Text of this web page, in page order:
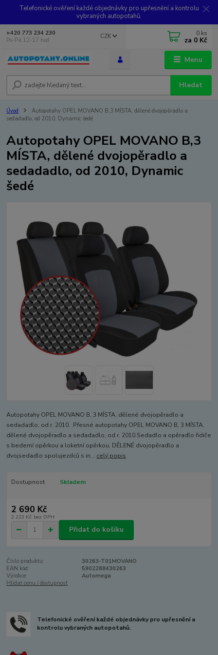
Telefonické ověření každé objednávky pro upřesnění a kontrolu
vybraných autopotahů.
Menu
CZK
Hledat
+420 773 234 230
Po-Pá 12-17 hod.
0 ks
za 0 Kč
Úvod
Autopotahy OPEL MOVANO B,3 MÍSTA, dělené dvojopěradlo a
sedadadlo, od 2010, Dynamic šedé
Autopotahy OPEL MOVANO B,3
MÍSTA, dělené dvojopěradlo a
sedadadlo, od 2010, Dynamic
šedé
Autopotahy OPEL MOVANO B, 3 MÍSTA, dělené dvojopěradlo a
sedadadlo, od r. 2010. Přesné autopotahy OPEL MOVANO B, 3 MÍSTA,
dělené dvojopěradlo a sedadadlo, od r. 2010.Sedadlo a opěradlo řidiče
s bederní opěrkou a loketní opěrkou, DĚLENÉ dvojopěradlo a
dvojsedadlo spolujezdců s in... celý popis
Dostupnost Skladem
2 690 Kč
2 223 Kč bez DPH
Přidat do košíku
Číslo produktu:
30263-T01MOVANO
EAN kód:
5902288430263
Výrobce:
Automega
Hlídat cenu / dostupnost
Telefonické ověření každé objednávky pro upřesnění a
kontrolu vybraných autopotahů.